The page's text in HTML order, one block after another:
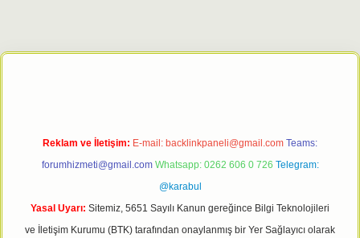
giriş adresitulipbett.net
Reklam ve İletişim: E-mail: backlinkpaneli@gmail.com Teams:
forumhizmeti@gmail.com Whatsapp: 0262 606 0 726 Telegram:
@karabul
Yasal Uyarı: Sitemiz, 5651 Sayılı Kanun gereğince Bilgi Teknolojileri
ve İletişim Kurumu (BTK) tarafından onaylanmış bir Yer Sağlayıcı olarak